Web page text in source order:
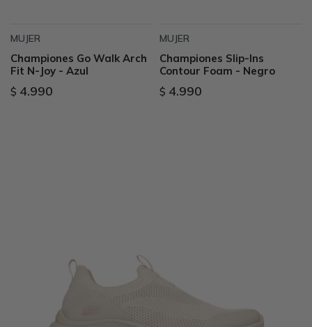
MUJER
Championes Go Walk Arch
Fit N-Joy - Azul
$ 4.990
MUJER
Championes Slip-Ins
Contour Foam - Negro
$ 4.990